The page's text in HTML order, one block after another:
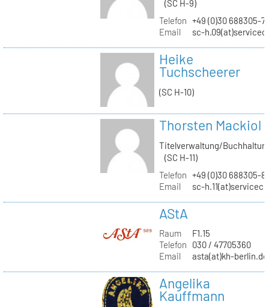
(SC H-9)
Telefon +49 (0)30 688305-
Email
sc-
Heike
Tuchscheerer
(SC H-10)
Thorsten Mackiol
Titelverwaltung/
(SC H-11)
Telefon +49 (0)30 688305-
Email
sc-
AStA
Raum
F1.15
Telefon
030 / 47705360
Email
asta(at)kh-berlin.de
Angelika
Kauffmann